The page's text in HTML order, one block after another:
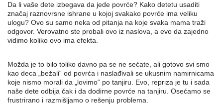
Da li vaše dete izbegava da jede povrće? Kako detetu usaditi
značaj raznovrsne ishrane u kojoj svakako povrće ima veliku
ulogu? Ovo su samo neka od pitanja na koje svaka mama traži
odgovor. Verovatno ste probali ovo iz naslova, a evo da zajedno
vidimo koliko ovo ima efekta.
Možda je to bilo toliko davno pa se ne sećate, ali gotovo svi smo
kao deca „bežali“ od povrća i naslađivali se ukusnim namirnicama
koje nismo morali da „lovimo“ po tanjiru. Evo, repriza je tu i sada
naše dete odbija čak i da dodirne povrće na tanjiru. Osećamo se
frustrirano i razmišljamo o rešenju problema.